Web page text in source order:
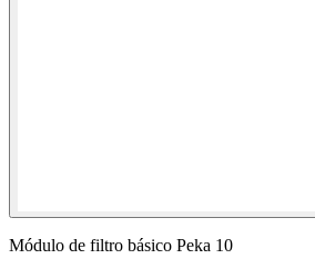
Módulo de filtro básico Peka 10